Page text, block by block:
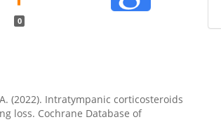
0
(2022). Intratympanic corticosteroids
loss. Cochrane Database of